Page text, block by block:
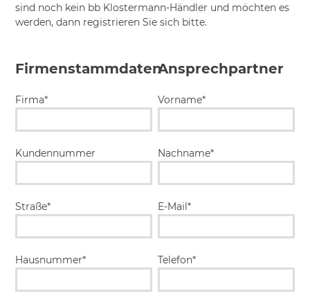
sind noch kein bb Klostermann-Händler und möchten es
werden, dann registrieren Sie sich bitte.
Firmenstammdaten
Firma*
Kundennummer
Straße*
Hausnummer*
Ansprechpartner
Vorname*
Nachname*
E-Mail*
Telefon*